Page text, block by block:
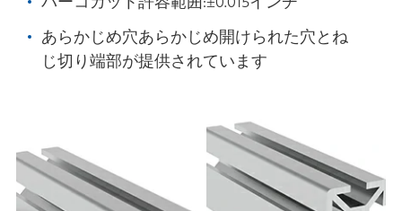
あらかじめ穴あらかじめ開けられた穴とね
じ切り端部が提供されています